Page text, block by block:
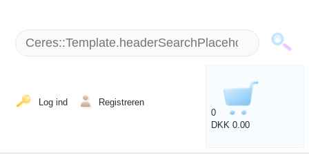
Log ind
Registreren
0
DKK 0.00